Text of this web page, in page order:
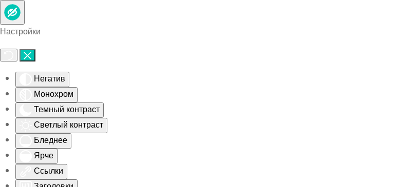
Настройки
Негатив
Монохром
Темный контраст
Светлый контраст
Бледнее
Ярче
Ссылки
Skip to main content